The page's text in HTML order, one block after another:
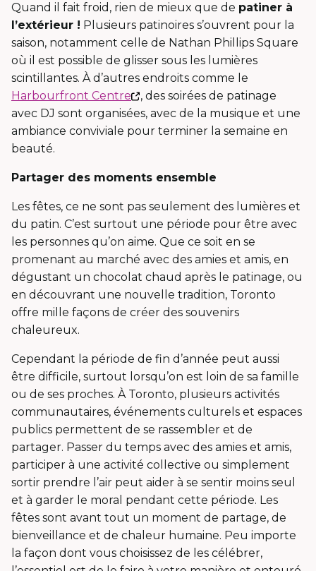
une
nouvelle
fenêtre
Quand il fait froid, rien de mieux que de patiner à
l’extérieur ! Plusieurs patinoires s’ouvrent pour la
saison, notamment celle de Nathan Phillips Square
où il est possible de glisser sous les lumières
scintillantes. À d’autres endroits comme le
Harbourfront Centre
Ce
lien
s'ouvrira
nouvelle
fenêtre
, des soirées de patinage
avec DJ sont organisées, avec de la musique et une
ambiance conviviale pour terminer la semaine en
beauté.
Partager des moments ensemble
Les fêtes, ce ne sont pas seulement des lumières et
du patin. C’est surtout une période pour être avec
les personnes qu’on aime. Que ce soit en se
promenant au marché avec des amies et amis, en
dégustant un chocolat chaud après le patinage, ou
en découvrant une nouvelle tradition, Toronto
offre mille façons de créer des souvenirs
chaleureux.
Cependant la période de fin d’année peut aussi
être difficile, surtout lorsqu’on est loin de sa famille
ou de ses proches. À Toronto, plusieurs activités
communautaires, événements culturels et espaces
publics permettent de se rassembler et de
partager. Passer du temps avec des amies et amis,
participer à une activité collective ou simplement
sortir prendre l’air peut aider à se sentir moins seul
et à garder le moral pendant cette période. Les
fêtes sont avant tout un moment de partage, de
bienveillance et de chaleur humaine. Peu importe
la façon dont vous choisissez de les célébrer,